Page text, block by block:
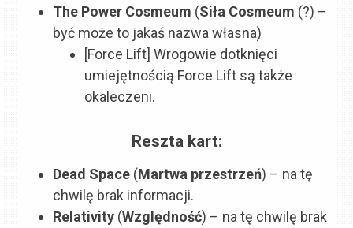
The Power Cosmeum (Siła Cosmeum (?) –
być może to jakaś nazwa własna)
[Force Lift] Wrogowie dotknięci
umiejętnością Force Lift są także
okaleczeni.
Reszta kart:
Dead Space (Martwa przestrzeń) – na tę
chwilę brak informacji.
Relativity (Względność) – na tę chwilę brak